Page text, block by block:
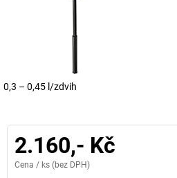
0,3 – 0,45 l/zdvih
2.160,- Kč
Cena / ks (bez DPH)